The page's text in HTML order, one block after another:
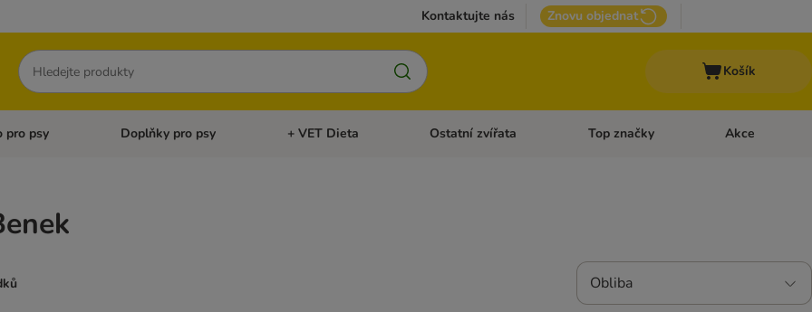
Kontaktujte nás Znovu objednat
Hledat
Košík
Doplňky pro kočky
pro psy Otevřít menu: Krmivo pro psy
Doplňky pro psy Otevřít menu: Doplňky pro psy
+ VET Dieta Otevřít menu: + VET Dieta
Ostatní zvířata Otevřít menu: Ostatní zvířata
Top značky Otevřít menu:
Akce
Obliba